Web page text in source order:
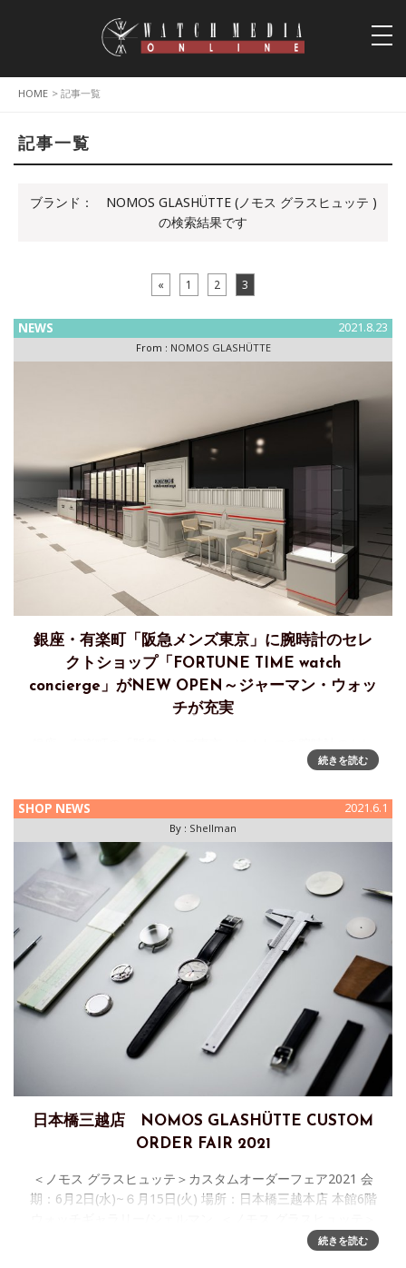
HOME > 記事一覧
記事一覧
ブランド：
NOMOS GLASHÜTTE (ノモス グラスヒュッテ )
の検索結果です
« 1 2 3
NEWS 2021.8.23
From : NOMOS GLASHÜTTE
銀座・有楽町「阪急メンズ東京」に腕時計のセレ
クトショップ「FORTUNE TIME watch
concierge」がNEW OPEN～ジャーマン・ウォッ
チが充実
クトショップ「FORTUNE TIME watch concierge」がNEW
ンズ東京B1Fに機械式腕時計を中心
続きを読む
SHOP NEWS 2021.6.1
By : Shellman
日本橋三越店 NOMOS GLASHÜTTE CUSTOM
ORDER FAIR 2021
＜ノモス グラスヒュッテ＞カスタムオーダーフェア2021 会
期：6月2日(水)~６月15日(火) 場所：日本橋三越本店 本館6階
続きを読む